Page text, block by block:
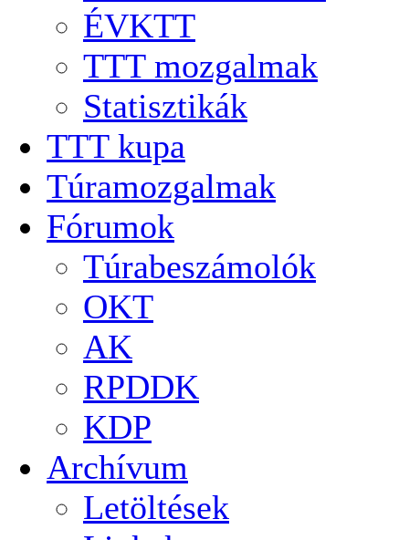
ÉVKTT
TTT mozgalmak
Statisztikák
TTT kupa
Túramozgalmak
Fórumok
Túrabeszámolók
OKT
AK
RPDDK
KDP
Archívum
Letöltések